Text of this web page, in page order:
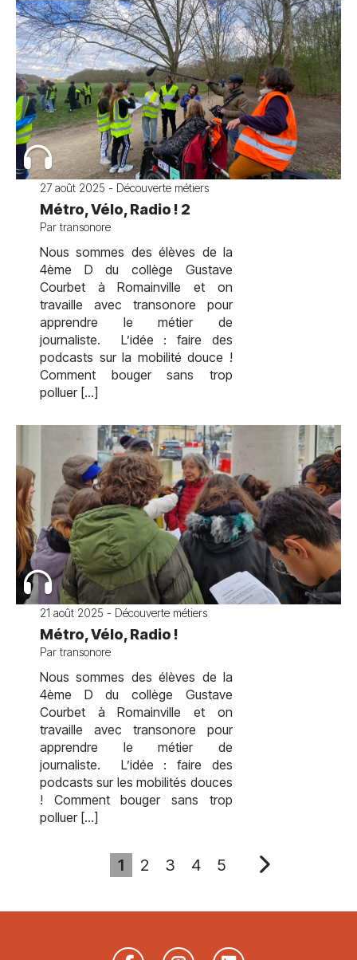
27 août 2025 - Découverte métiers
Métro, Vélo, Radio ! 2
Par transonore
Nous sommes des élèves de la
4ème D du collège Gustave
Courbet à Romainville et on
travaille avec transonore pour
apprendre le métier de
journaliste. L’idée : faire des
podcasts sur la mobilité douce !
Comment bouger sans trop
polluer […]
21 août 2025 - Découverte métiers
Métro, Vélo, Radio !
Par transonore
Nous sommes des élèves de la
4ème D du collège Gustave
Courbet à Romainville et on
travaille avec transonore pour
apprendre le métier de
journaliste. L’idée : faire des
podcasts sur les mobilités douces
! Comment bouger sans trop
polluer […]
1 2 3 4 5